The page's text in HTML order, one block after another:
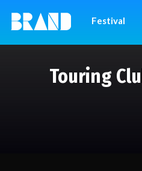
Festival
Touring